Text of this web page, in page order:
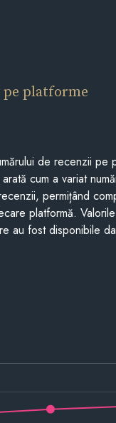
pe platforme
de recenzii pe
cum a variat
permițând
platformă.
au fost disponibile